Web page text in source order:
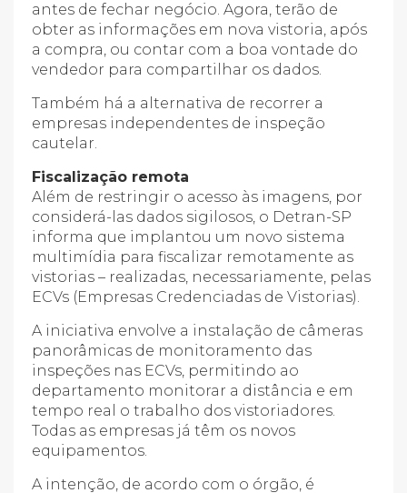
antes de fechar negócio. Agora, terão de
obter as informações em nova vistoria, após
a compra, ou contar com a boa vontade do
vendedor para compartilhar os dados.
Também há a alternativa de recorrer a
empresas independentes de inspeção
cautelar.
Fiscalização remota
Além de restringir o acesso às imagens, por
considerá-las dados sigilosos, o Detran-SP
informa que implantou um novo sistema
multimídia para fiscalizar remotamente as
vistorias – realizadas, necessariamente, pelas
ECVs (Empresas Credenciadas de Vistorias).
A iniciativa envolve a instalação de câmeras
panorâmicas de monitoramento das
inspeções nas ECVs, permitindo ao
departamento monitorar a distância e em
tempo real o trabalho dos vistoriadores.
Todas as empresas já têm os novos
equipamentos.
A intenção, de acordo com o órgão, é